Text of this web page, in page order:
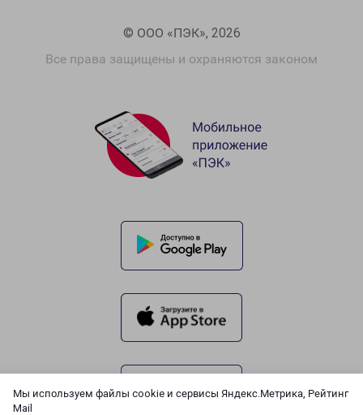
Мы используем файлы cookie и сервисы Яндекс.Метрика, Рейтинг
Mail
© ООО «ПЭК», 2026
Все права защищены и охраняются законом